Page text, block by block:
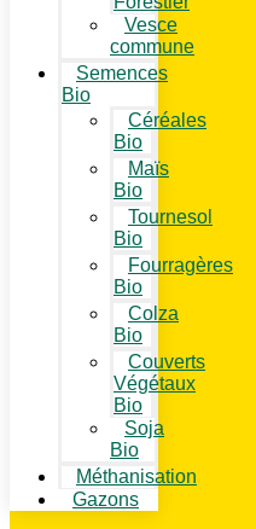
Vesce
commune
Semences
Bio
Céréales
Bio
Maïs
Bio
Tournesol
Bio
Fourragères
Bio
Colza
Bio
Couverts
Végétaux
Bio
Soja
Bio
Méthanisation
Gazons